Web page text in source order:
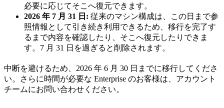
必要に応じてそこへ復元できます。
2026 年 7 月 31 日: 従来のマシン構成は、この日まで参
照情報として引き続き利用できるため、移行を完了す
るまで内容を確認したり、そこへ復元したりできま
す。7 月 31 日を過ぎると削除されます。
中断を避けるため、2026 年 6 月 30 日までに移行してくださ
い。さらに時間が必要な Enterprise のお客様は、アカウント
チームにお問い合わせください。